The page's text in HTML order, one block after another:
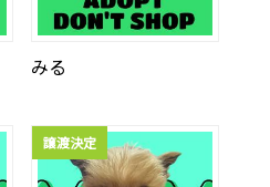
みる
譲渡決定